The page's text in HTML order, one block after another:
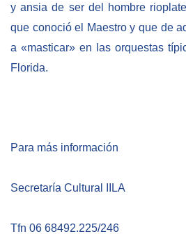
y ansia de ser del hombre
que conoció el Maestro y que de
a «masticar» en las orquestas
Florida.
Para más información
Secretaría Cultural IILA
Tfn 06 68492.225/246